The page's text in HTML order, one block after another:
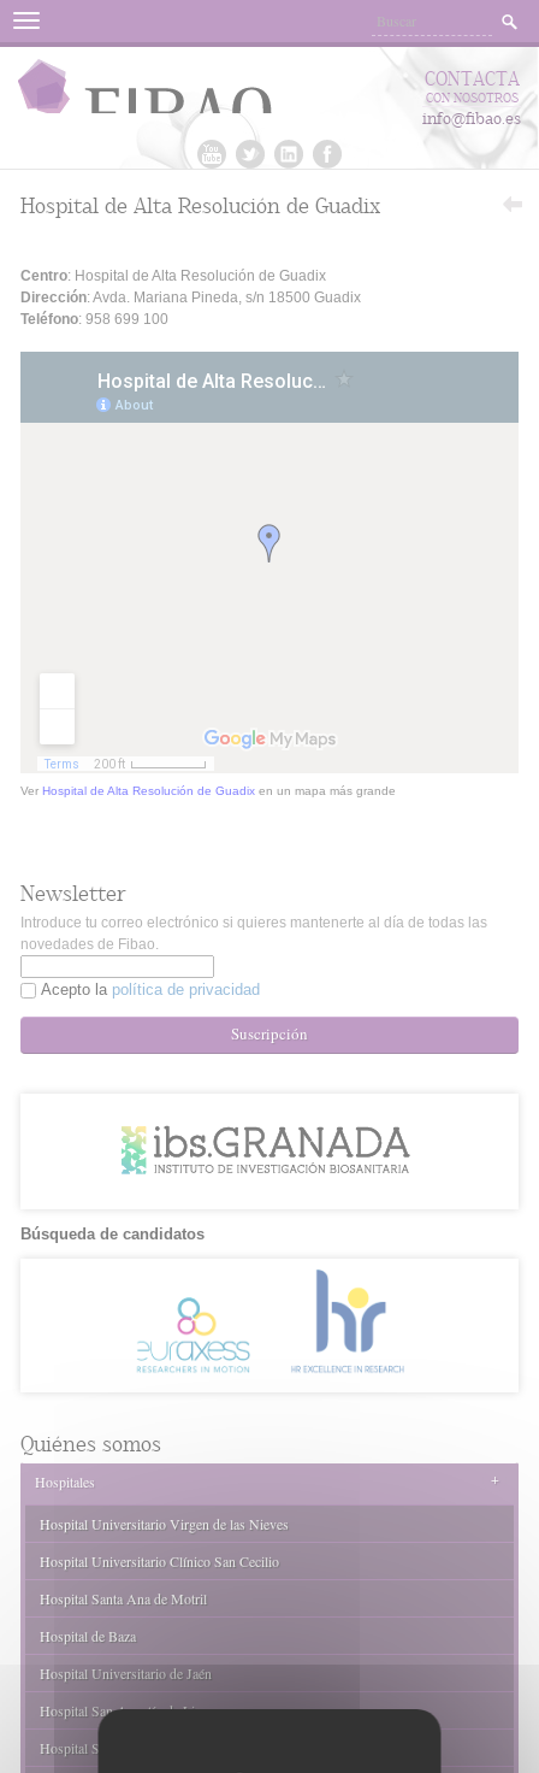
Menu
CONTACTA
CON NOSOTROS
info@fibao.es
Hospital de Alta Resolución de Guadix
Centro: Hospital de Alta Resolución de Guadix
Dirección: Avda. Mariana Pineda, s/n 18500 Guadix
Teléfono: 958 699 100
Ver Hospital de Alta Resolución de Guadix en un mapa más grande
Newsletter
Introduce tu correo electrónico si quieres mantenerte al día de todas las
novedades de Fibao.
Acepto la política de privacidad
Suscripción
Búsqueda de candidatos
Quiénes somos
+
Hospitales
Hospital Universitario Virgen de las Nieves
Hospital Universitario Clínico San Cecilio
Hospital Santa Ana de Motril
Hospital de Baza
Hospital Universitario de Jaén
Hospital San Agustín de Linares
Hospital San juan de la Cruz de Úbeda